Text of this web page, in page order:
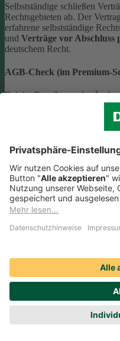
Selbstständige schließen
Rechtsgebieten ab. Der
erfahrene selbstständige
und Verträge vor Abschluss
deutschem Recht.
AGB-Check (im Premium-
Bei der Erstellung oder
(AGB) ist eine Vielzahl
helfen Ihnen dabei und
Online-Portal der DAHAG
Beratungs-Rechtsschutz
Wenn Sie Ihre Firma an eine
kompetente, selbstständige
Rechtsschutz an:0221 757-
Produktservices
Vorteile bietet mir die
DEVK?